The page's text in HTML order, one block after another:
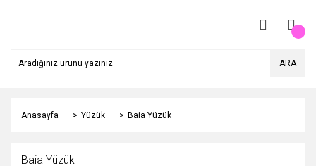
ARA
Anasayfa Yüzük Baia Yüzük
Baia Yüzük